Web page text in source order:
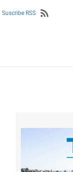
Suscribe RSS